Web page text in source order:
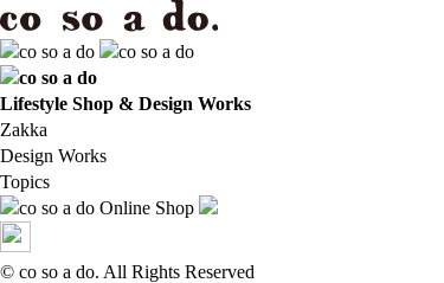
Lifestyle Shop & Design Works
Zakka
Design Works
Topics
Online Shop
© co so a do. All Rights Reserved